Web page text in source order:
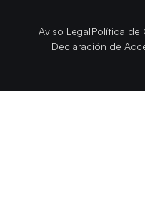
Aviso LegalPolítica de
Declaración de